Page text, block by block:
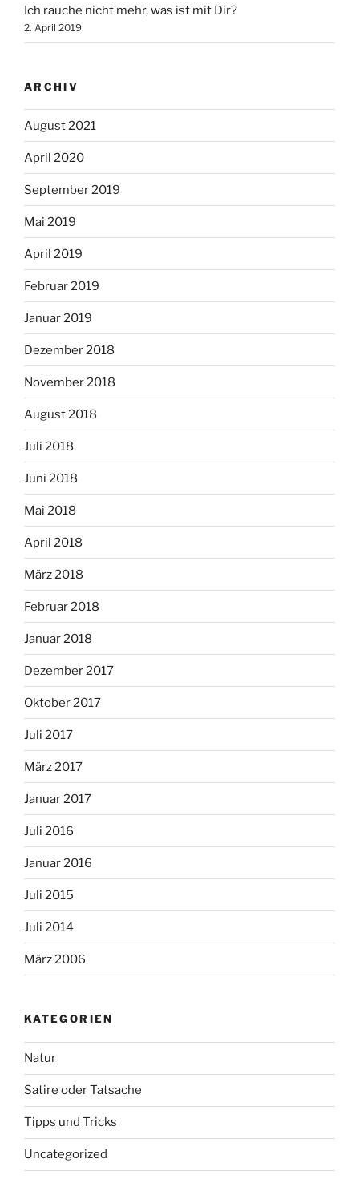
Ich rauche nicht mehr, was ist mit Dir?
2. April 2019
ARCHIV
August 2021
April 2020
September 2019
Mai 2019
April 2019
Februar 2019
Januar 2019
Dezember 2018
November 2018
August 2018
Juli 2018
Juni 2018
Mai 2018
April 2018
März 2018
Februar 2018
Januar 2018
Dezember 2017
Oktober 2017
Juli 2017
März 2017
Januar 2017
Juli 2016
Januar 2016
Juli 2015
Juli 2014
März 2006
KATEGORIEN
Natur
Satire oder Tatsache
Tipps und Tricks
Uncategorized